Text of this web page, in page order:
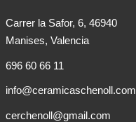
Carrer la Safor, 6, 46940
Manises, Valencia
696 60 66 11
info@ceramicaschenoll.com
cerchenoll@gmail.com